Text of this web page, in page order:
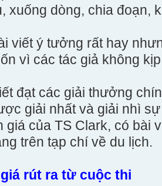
xuống dòng, chia đoạn,
viết ý tưởng rất hay
vì các tác giả không
đạt các giải thưởng
giải nhất và giải nhì
giá của TS Clark, có bài
trên tạp chí về du lịch.
rút ra từ cuộc thi